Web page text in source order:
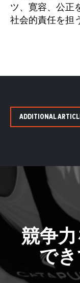
ツ、寛容、公正
社会的責任を担
ADDITIONAL
競争
で